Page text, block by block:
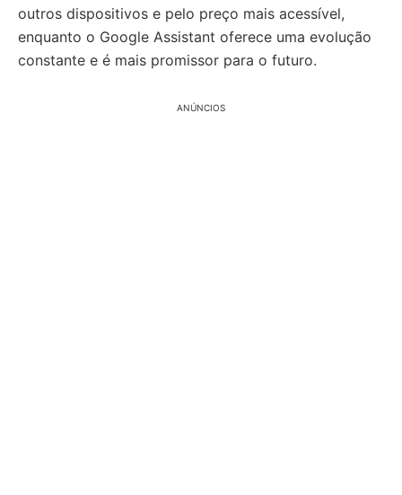
outros dispositivos e pelo preço mais acessível,
enquanto o Google Assistant oferece uma evolução
constante e é mais promissor para o futuro.
ANÚNCIOS